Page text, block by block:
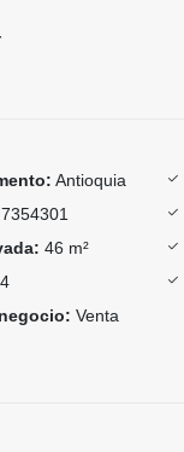
Antioquia
7354301
46 m²
4
Venta